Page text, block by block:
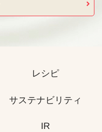
レシピ
サステナビリティ
IR